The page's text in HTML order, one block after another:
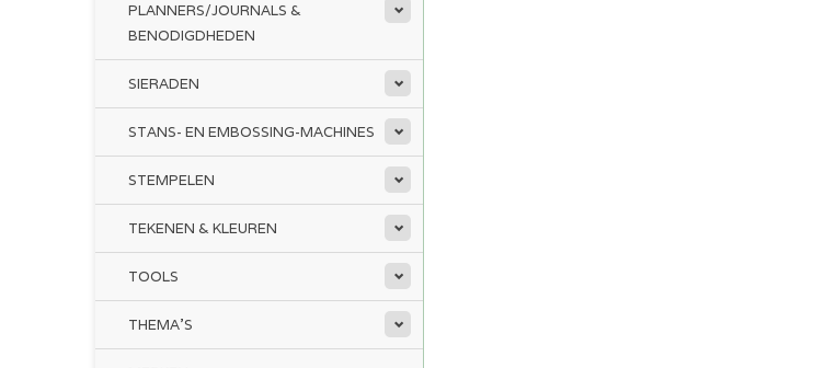
PLANNERS/JOURNALS &
BENODIGDHEDEN
SIERADEN
STANS- EN EMBOSSING-MACHINES
STEMPELEN
TEKENEN & KLEUREN
TOOLS
THEMA'S